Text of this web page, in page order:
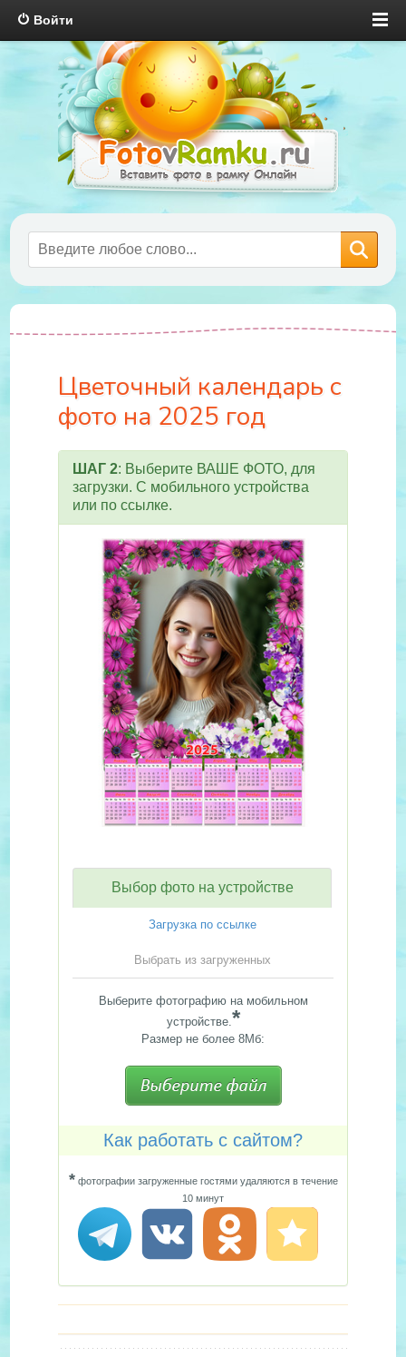
Войти
Цветочный календарь с
фото на 2025 год
ШАГ 2: Выберите ВАШЕ ФОТО, для
загрузки. С мобильного устройства
или по ссылке.
Выбор фото на устройстве
Загрузка по ссылке
Выбрать из загруженных
Выберите фотографию на мобильном
устройстве.*
Размер не более 8Мб:
Как работать с сайтом?
*фотографии загруженные гостями удаляются в течение
10 минут